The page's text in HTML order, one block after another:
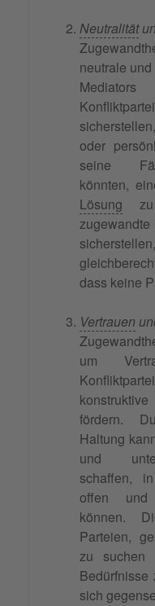
Neutralität
neutrale
oder
seine
könnten,
Lösung zu
dass keine
Vertrauen
um
fördern.
Haltung
und
schaffen,
offen und
können.
Parteien,
zu suchen
Bedürfnisse
sich